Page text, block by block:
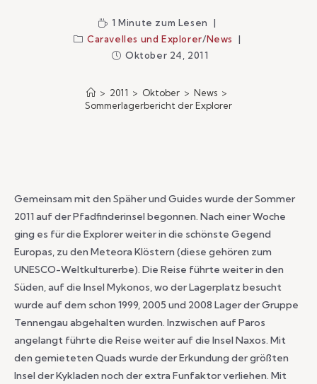
1 Minute zum Lesen
Caravelles und Explorer/News
Oktober 24, 2011
> 2011 > Oktober > News >
Sommerlagerbericht der Explorer
Gemeinsam mit den Späher und Guides wurde der Sommer
2011 auf der Pfadfinderinsel begonnen. Nach einer Woche
ging es für die Explorer weiter in die schönste Gegend
Europas, zu den Meteora Klöstern (diese gehören zum
UNESCO-Weltkulturerbe). Die Reise führte weiter in den
Süden, auf die Insel Mykonos, wo der Lagerplatz besucht
wurde auf dem schon 1999, 2005 und 2008 Lager der Gruppe
Tennengau abgehalten wurden. Inzwischen auf Paros
angelangt führte die Reise weiter auf die Insel Naxos. Mit
den gemieteten Quads wurde der Erkundung der größten
Insel der Kykladen noch der extra Funfaktor verliehen. Mit